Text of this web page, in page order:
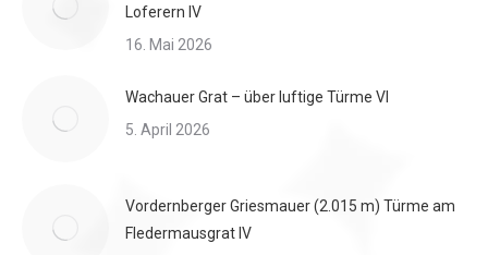
Loferern IV
16. Mai 2026
Wachauer Grat – über luftige Türme VI
5. April 2026
Vordernberger Griesmauer (2.015 m) Türme am
Fledermausgrat IV